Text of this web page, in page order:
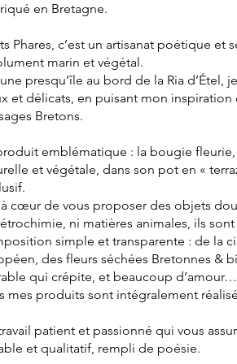
en Bretagne.
Phares, c’est un artisanat poétique et
marin et végétal.
presqu’île au bord de la Ria d’Étel,
et délicats, en puisant mon
Bretons.
emblématique : la bougie fleurie,
et végétale, dans son pot en «
à cœur de vous proposer des objets
ni matières animales, ils
simple et transparente : de la
des fleurs séchées Bretonnes &
qui crépite, et beaucoup d’amour…
mes produits sont intégralement
patient et passionné qui vous
et qualitatif, rempli de poésie.